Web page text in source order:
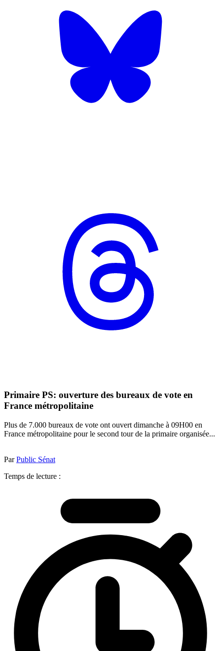
Primaire PS: ouverture des bureaux de vote en
France métropolitaine
Plus de 7.000 bureaux de vote ont ouvert dimanche à 09H00 en
France métropolitaine pour le second tour de la primaire organisée...
ParPublic Sénat
Temps de lecture :